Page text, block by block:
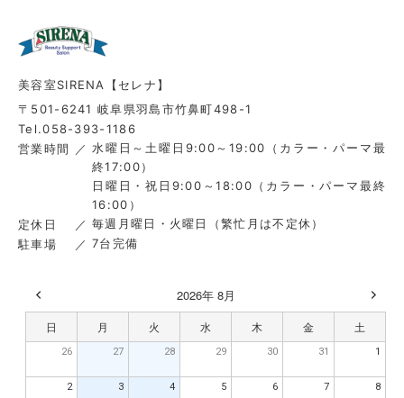
美容室SIRENA【セレナ】
〒501-6241 岐阜県羽島市竹鼻町498-1
Tel.058-393-1186
営業時間
水曜日～土曜日9:00～19:00（カラー・パーマ最
終17:00）
日曜日・祝日9:00～18:00（カラー・パーマ最終
16:00）
定休日
毎週月曜日・火曜日（繁忙月は不定休）
駐車場
7台完備
2026年 8月
日 月 火 水 木 金 土
26 27 28 29 30 31 1
2 3 4 5 6 7 8